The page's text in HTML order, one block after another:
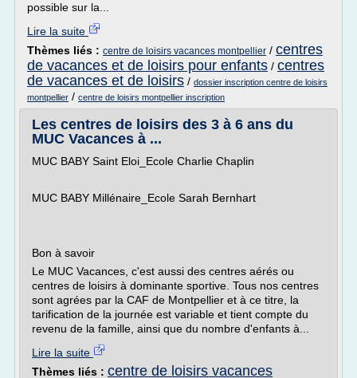
possible sur la...
Lire la suite
Thèmes liés : centre de loisirs vacances montpellier / centres
de vacances et de loisirs pour enfants / centres
de vacances et de loisirs / dossier inscription centre de loisirs
montpellier / centre de loisirs montpellier inscription
Les centres de loisirs des 3 à 6 ans du
MUC Vacances à ...
MUC BABY Saint Eloi_Ecole Charlie Chaplin
MUC BABY Millénaire_Ecole Sarah Bernhart
Bon à savoir
Le MUC Vacances, c'est aussi des centres aérés ou
centres de loisirs à dominante sportive. Tous nos centres
sont agrées par la CAF de Montpellier et à ce titre, la
tarification de la journée est variable et tient compte du
revenu de la famille, ainsi que du nombre d'enfants à...
Lire la suite
Thèmes liés : centre de loisirs vacances